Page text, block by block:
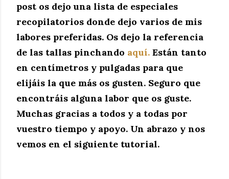
post os dejo una lista de especiales
recopilatorios donde dejo varios de mis
labores preferidas. Os dejo la referencia
de las tallas pinchando aquí. Están tanto
en centímetros y pulgadas para que
elijáis la que más os gusten. Seguro que
encontráis alguna labor que os guste.
Muchas gracias a todos y a todas por
vuestro tiempo y apoyo. Un abrazo y nos
vemos en el siguiente tutorial.